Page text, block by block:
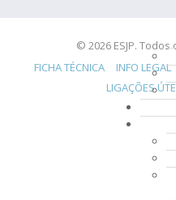
© 2026 ESJP.
FICHA TÉCNICA
INFO LEGAL
LIGAÇÕES